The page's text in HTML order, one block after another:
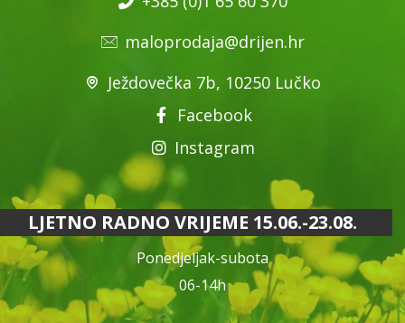
maloprodaja@drijen.hr
Ježdovečka 7b, 10250 Lučko
Facebook
Instagram
LJETNO RADNO VRIJEME 15.06.-23.08.
Ponedjeljak-subota
06-14h